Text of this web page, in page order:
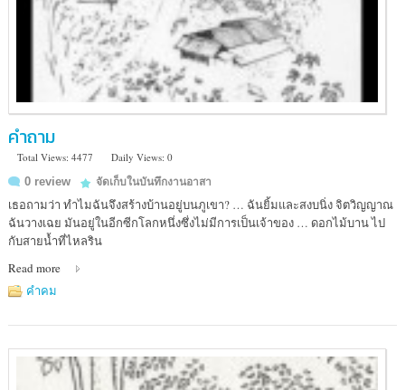
คำถาม
Total Views: 4477
Daily Views: 0
0 review
จัดเก็บในบันทึกงานอาสา
เธอถามว่า ทำไมฉันจึงสร้างบ้านอยู่บนภูเขา? … ฉันยิ้มและสงบนิ่ง จิตวิญญาณ
ฉันวางเฉย มันอยู่ในอีกซีกโลกหนึ่งซึ่งไม่มีการเป็นเจ้าของ … ดอกไม้บาน ไป
กับสายน้ำที่ไหลริน
Read more
คำคม